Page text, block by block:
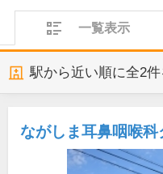
一覧表示
駅から近い順に全2
ながしま耳鼻咽喉科